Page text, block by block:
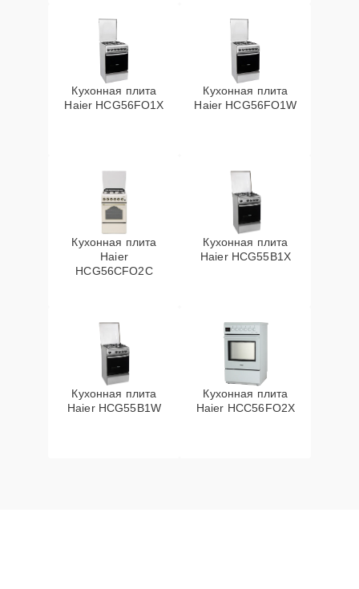
Кухонная плита
Haier HCG56FO1X
Кухонная плита
Haier HCG56FO1W
Кухонная плита
Haier
HCG56CFO2C
Кухонная плита
Haier HCG55B1X
Кухонная плита
Haier HCG55B1W
Кухонная плита
Haier HCC56FO2X